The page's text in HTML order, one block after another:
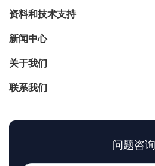
资料和技术支持
新闻中心
关于我们
联系我们
问题咨询